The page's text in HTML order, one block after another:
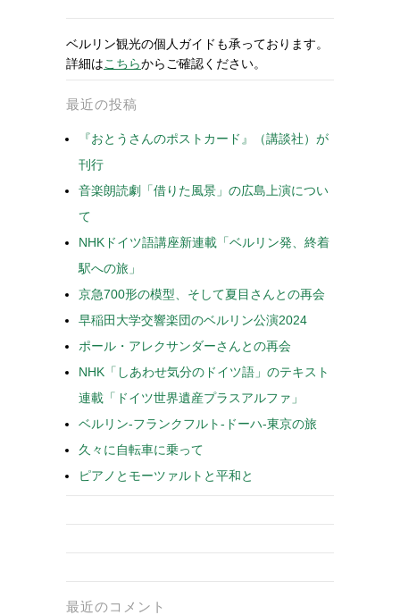
ベルリン観光の個人ガイドも承っております。
詳細はこちらからご確認ください。
最近の投稿
『おとうさんのポストカード』（講談社）が
刊行
音楽朗読劇「借りた風景」の広島上演につい
て
NHKドイツ語講座新連載「ベルリン発、終着
駅への旅」
京急700形の模型、そして夏目さんとの再会
早稲田大学交響楽団のベルリン公演2024
ポール・アレクサンダーさんとの再会
NHK「しあわせ気分のドイツ語」のテキスト
連載「ドイツ世界遺産プラスアルファ」
ベルリン-フランクフルト-ドーハ-東京の旅
久々に自転車に乗って
ピアノとモーツァルトと平和と
最近のコメント